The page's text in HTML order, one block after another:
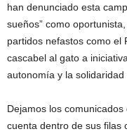
han denunciado esta
sueños” como
partidos nefastos como el
cascabel al gato a
autonomía y la solidaridad
Dejamos los
cuenta dentro de sus filas